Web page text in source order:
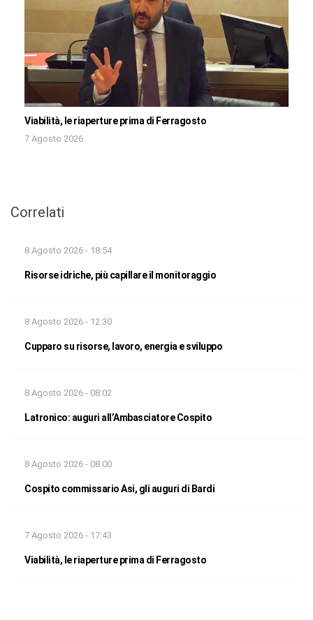
Viabilità, le riaperture prima di Ferragosto
7 Agosto 2026
Correlati
8 Agosto 2026 - 18:54
Risorse idriche, più capillare il monitoraggio
8 Agosto 2026 - 12:30
Cupparo su risorse, lavoro, energia e sviluppo
8 Agosto 2026 - 08:02
Latronico: auguri all’Ambasciatore Cospito
8 Agosto 2026 - 08:00
Cospito commissario Asi, gli auguri di Bardi
7 Agosto 2026 - 17:43
Viabilità, le riaperture prima di Ferragosto